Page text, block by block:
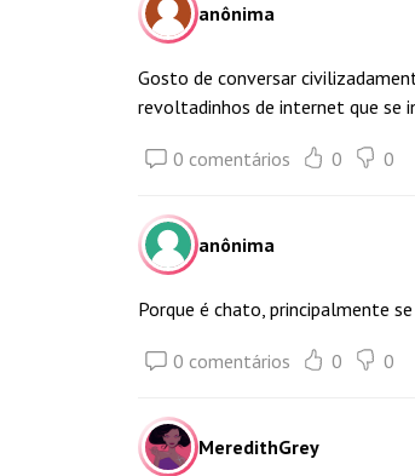
anônima
Gosto de conversar
revoltadinhos de internet que se
0 comentários 0 0
anônima
Porque é chato, principalmente
0 comentários 0 0
MeredithGrey